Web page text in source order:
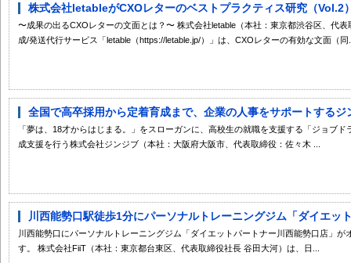
株式会社letableがCXOレターのベストプラクティス研究（Vol.2
〜成果の出るCXOレターの文面とは？〜 株式会社letable（本社：東京都渋谷区、代
成/発送代行サービス「letable（https://letable.jp/）」は、CXOレターの有効な文面（同
全国で高卒採用から定着育成まで、企業の人事をサポートするジ
「夢は、18才からはじまる。」をスローガンに、高校生の就職を支援する「ジョブ
成支援を行う株式会社ジンジブ（本社：大阪府大阪市、代表取締役：佐々木 ...
川西能勢口駅徒歩1分にパーソナルトレーニングジム「ダイエッ
川西能勢口にパーソナルトレーニングジム「ダイエットパートナー川西能勢口店」
す。 株式会社FiiT（本社：東京都台東区、代表取締役社長 谷田大河）は、日...